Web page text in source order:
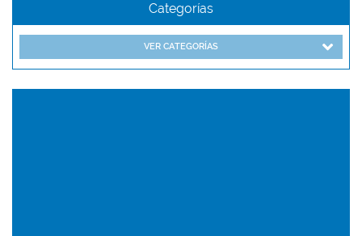
Categorías
VER CATEGORÍAS